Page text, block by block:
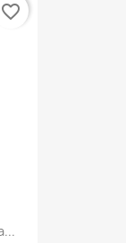
favorite_border